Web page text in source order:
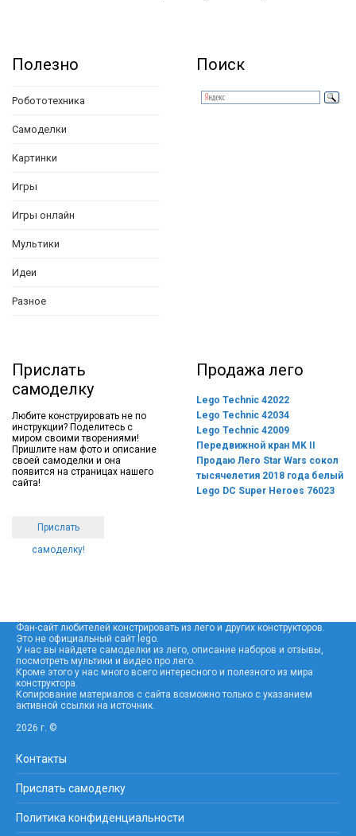
Полезно
Робототехника
Самоделки
Картинки
Игры
Игры онлайн
Мультики
Идеи
Разное
Поиск
Прислать
самоделку
Любите конструировать не по
инструкции? Поделитесь с
миром своими творениями!
Пришлите нам фото и описание
своей самоделки и она
появится на страницах нашего
сайта!
Прислать
самоделку!
Продажа лего
Lego Technic 42022
Lego Technic 42034
Lego Technic 42009
Передвижной кран MK II
Продаю Лего Star Wars сокол
тысячелетия 2018 года белый
Lego DC Super Heroes 76023
Фан-сайт любителей констрировать из лего и других конструкторов.
Это не официальный сайт lego.
У нас вы найдете самоделки из лего, описание наборов и отзывы,
посмотреть мультики и видео про лего.
Кроме этого у нас много всего интересного и полезного из мира
конструктора.
Копирование материалов с сайта возможно только с указанием
активной ссылки на источник.
2026 г. ©
Контакты
Прислать самоделку
Политика конфиденциальности